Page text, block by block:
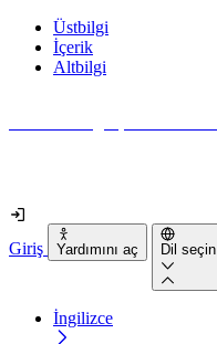
Üstbilgi
İçerik
Altbilgi
Giriş Yardımını aç Dil seçin
İngilizce